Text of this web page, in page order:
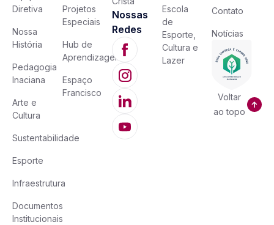
Diretiva
Nossa
História
Pedagogia
Inaciana
Arte e
Cultura
Sustentabilidade
Esporte
Infraestrutura
Documentos
Institucionais
Projetos
Especiais
Hub de
Aprendizagem
Espaço
Francisco
Nossas
Redes
Escola
de
Esporte,
Cultura e
Lazer
Contato
Notícias
Voltar
ao topo